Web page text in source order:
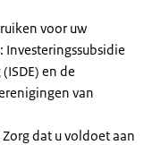
voor uw
Investeringssubsidie
en de
van
dat u voldoet aan